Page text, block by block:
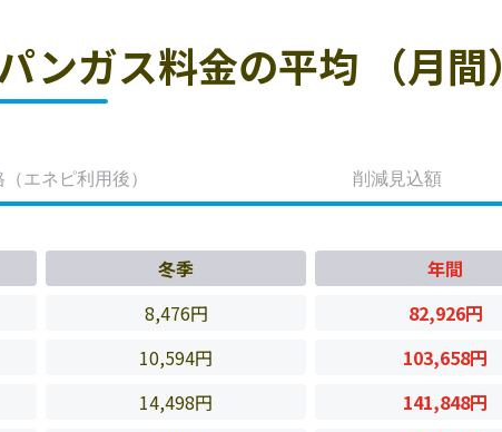
ンガス料金の平均 （月間）
（エネピ利用後） 削減見込額
冬季
年間
8,476円
82,926円
10,594円
103,658円
14,498円
141,848円